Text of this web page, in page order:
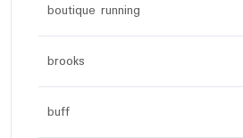
boutique running
brooks
buff